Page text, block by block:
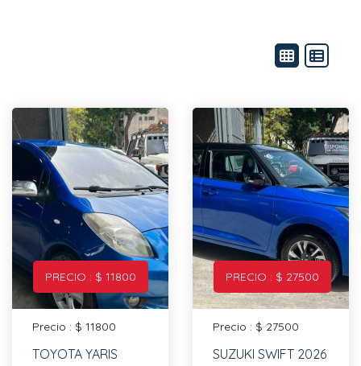
PRECIO : $ 11800
Precio : $ 11800
TOYOTA YARIS
PRECIO : $ 27500
Precio : $ 27500
SUZUKI SWIFT 2026